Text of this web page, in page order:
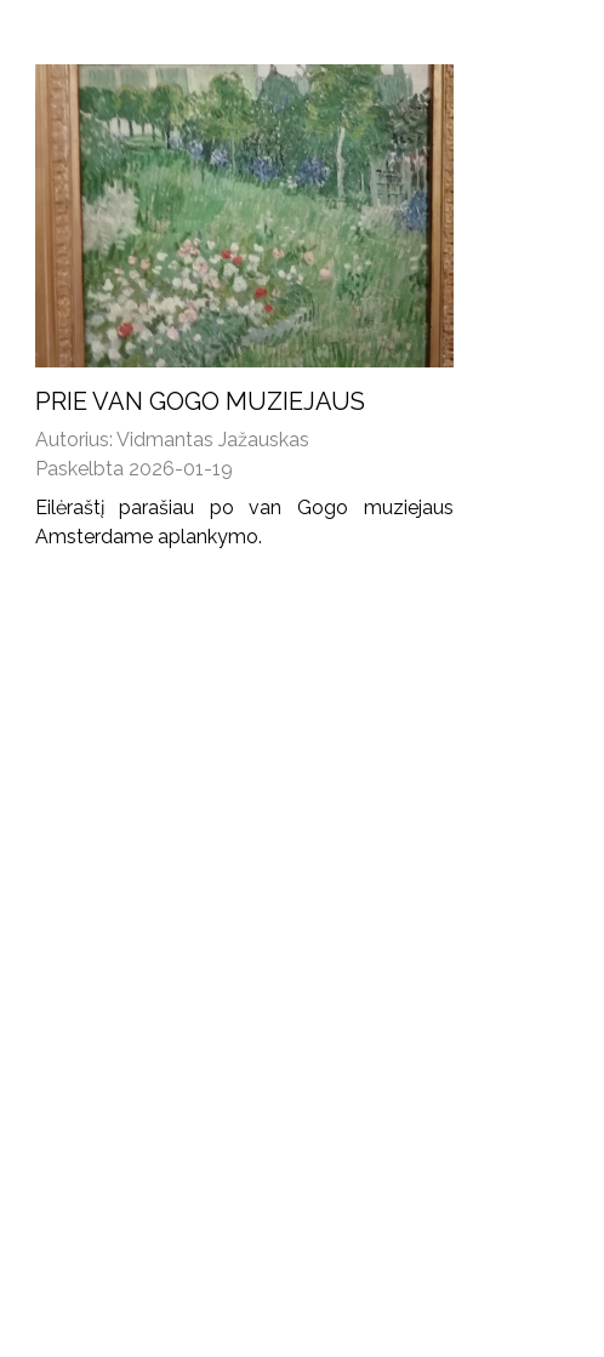
PRIE VAN GOGO MUZIEJAUS
Autorius: Vidmantas Jažauskas
Paskelbta 2026-01-19
Eilėraštį parašiau po van Gogo muziejaus
Amsterdame aplankymo.